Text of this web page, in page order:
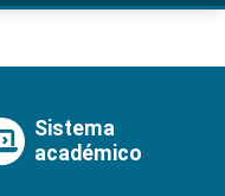
Sistema
académico